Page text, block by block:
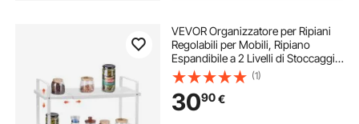
VEVOR Organizzatore per Ripiani
Regolabili per Mobili, Ripiano
Espandibile a 2 Livelli di Stoccaggio
per Dispensa, Organizzatore
Impilabili da Banco per Cucina,
Bagno, Bianco 650x220x500 mm
(1)
3090€